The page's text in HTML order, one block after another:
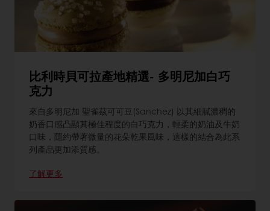
比利時貝可拉產地精選- 多明尼加白巧
克力
來自多明尼加 聖雀茲可可豆(Sanchez) 以其細膩濃稠的
奶香口感凸顯其極佳程度的白巧克力，輕柔的奶油及牛奶
口味，隱約帶著微量的花朵乾果風味，這樣的結合為此系
列產品更加添質感。
了解更多